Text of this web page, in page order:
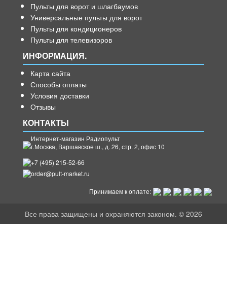
Пульты для ворот и шлагбаумов
Универсальные пульты для ворот
Пульты для кондиционеров
Пульты для телевизоров
ИНФОРМАЦИЯ.
Карта сайта
Способы оплаты
Условия доставки
Отзывы
КОНТАКТЫ
Интернет-магазин Радиопульт
г.Москва, Варшавское ш., д. 26, стр. 2, офис 10
+7 (495) 215-52-66
order@pult-market.ru
Принимаем к оплате:
Все права защищены и охраняются законом. © 2026